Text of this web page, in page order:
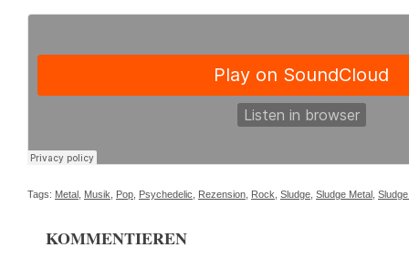
Tags: Metal Musik Pop Psychedelic Rezension Rock Sludge Sludge Metal
KOMMENTIEREN